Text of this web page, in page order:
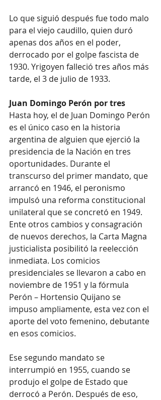
Lo que siguió después fue todo malo
para el viejo caudillo, quien duró
apenas dos años en el poder,
derrocado por el golpe fascista de
1930. Yrigoyen falleció tres años más
tarde, el 3 de julio de 1933.
Juan Domingo Perón por tres
Hasta hoy, el de Juan Domingo Perón
es el único caso en la historia
argentina de alguien que ejerció la
presidencia de la Nación en tres
oportunidades. Durante el
transcurso del primer mandato, que
arrancó en 1946, el peronismo
impulsó una reforma constitucional
unilateral que se concretó en 1949.
Ente otros cambios y consagración
de nuevos derechos, la Carta Magna
justicialista posibilitó la reelección
inmediata. Los comicios
presidenciales se llevaron a cabo en
noviembre de 1951 y la fórmula
Perón – Hortensio Quijano se
impuso ampliamente, esta vez con el
aporte del voto femenino, debutante
en esos comicios.
Ese segundo mandato se
interrumpió en 1955, cuando se
produjo el golpe de Estado que
derrocó a Perón. Después de eso,